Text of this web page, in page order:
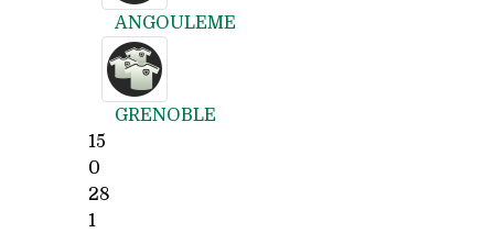
ANGOULEME
GRENOBLE
15
0
28
1